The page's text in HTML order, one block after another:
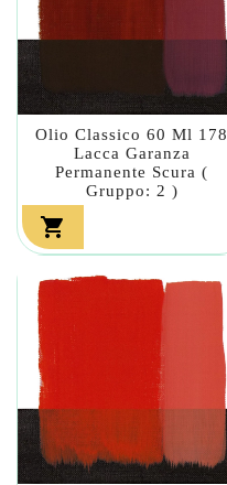
Olio Classico 60 Ml 178
Lacca Garanza
Permanente Scura (
Gruppo: 2 )
